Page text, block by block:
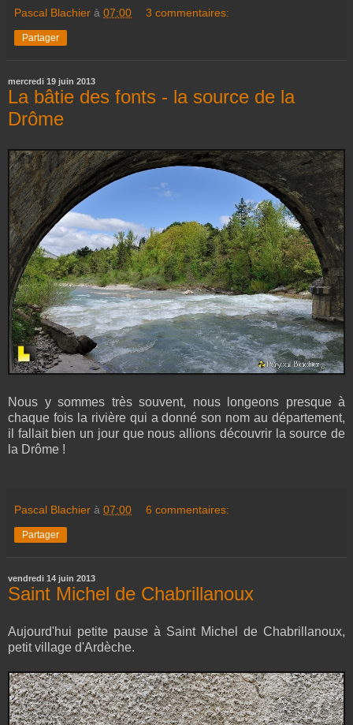
Pascal Blachier à 07:00 3 commentaires:
Partager
mercredi 19 juin 2013
La bâtie des fonts - la source de la
Drôme
Nous y sommes très souvent, nous longeons presque à
chaque fois la rivière qui a donné son nom au département,
il fallait bien un jour que nous allions découvrir la source de
la Drôme !
Pascal Blachier à 07:00 6 commentaires:
Partager
vendredi 14 juin 2013
Saint Michel de Chabrillanoux
Aujourd'hui petite pause à Saint Michel de Chabrillanoux,
petit village d'Ardèche.